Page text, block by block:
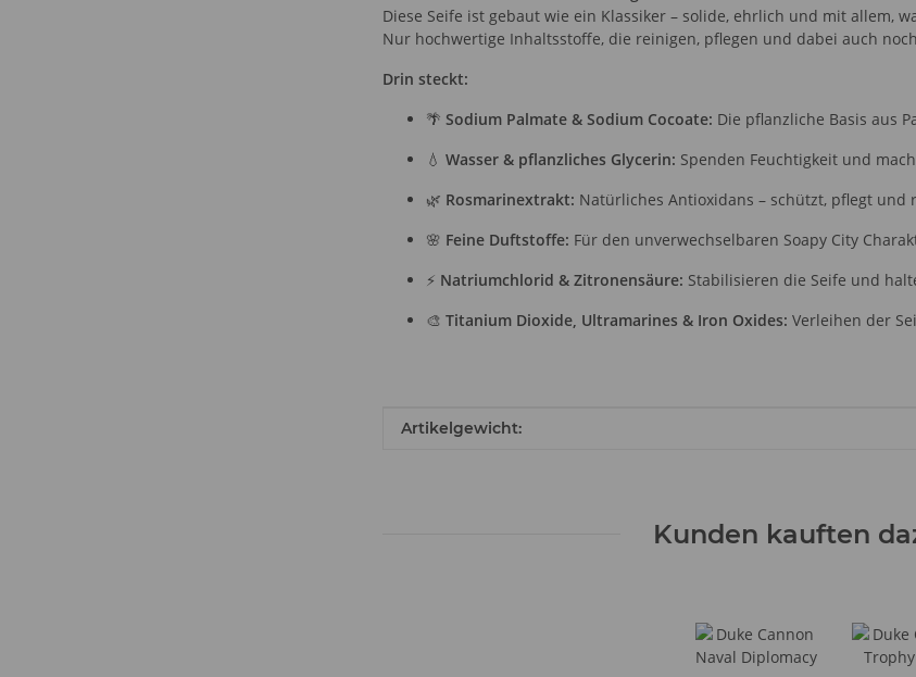
Diese Seife ist gebaut wie ein Klassiker – solide, ehrlich und mit allem,
Nur hochwertige Inhaltsstoffe, die reinigen, pflegen und dabei auch
Drin steckt:
🌴 Sodium Palmate & Sodium Cocoate: Die pflanzliche Basis aus
💧 Wasser & pflanzliches Glycerin: Spenden Feuchtigkeit und
🌿 Rosmarinextrakt: Natürliches Antioxidans – schützt, pflegt und
🌸 Feine Duftstoffe: Für den unverwechselbaren Soapy City
⚡ Natriumchlorid & Zitronensäure: Stabilisieren die Seife und
🎨 Titanium Dioxide, Ultramarines & Iron Oxides: Verleihen der
Produkteigenschaft
Wert
Artikelgewicht:
Kunden kauften